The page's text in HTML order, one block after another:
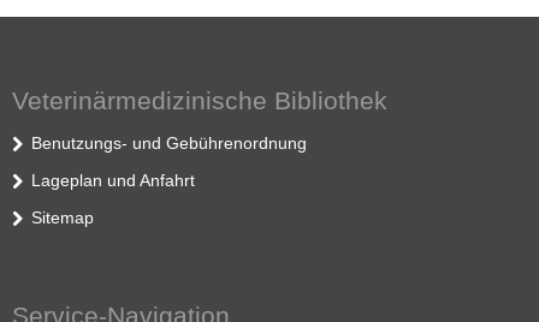
Veterinärmedizinische Bibliothek
Benutzungs- und Gebührenordnung
Lageplan und Anfahrt
Sitemap
Service-Navigation